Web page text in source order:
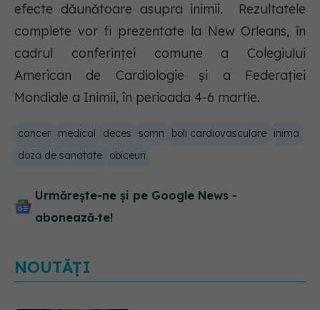
efecte dăunătoare asupra inimii. Rezultatele
complete vor fi prezentate la New Orleans, în
cadrul conferinței comune a Colegiului
American de Cardiologie și a Federației
Mondiale a Inimii, în perioada 4-6 martie.
cancer medical deces somn boli cardiovasculare
inima
doza de sanatate
obiceuri
Urmărește-ne și pe Google News -
abonează‑te!
NOUTĂȚI